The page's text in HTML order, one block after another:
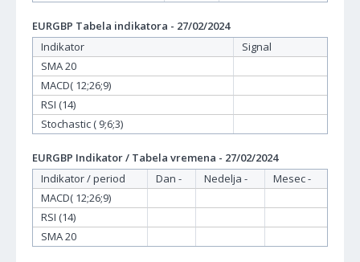
EURGBP Tabela indikatora - 27/02/2024
Indikator
Signal
SMA 20
MACD( 12;26;9)
RSI (14)
Stochastic ( 9;6;3)
EURGBP Indikator / Tabela vremena - 27/02/2024
Indikator / period
Dan - Nedelja -
Mesec -
MACD( 12;26;9)
RSI (14)
SMA 20